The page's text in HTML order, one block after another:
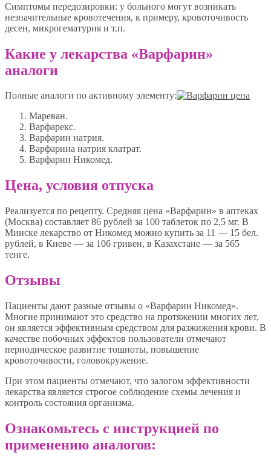
Симптомы передозировки: у больного могут возникать
незначительные кровотечения, к примеру, кровоточивость
десен, микрогематурия и т.п.
Какие у лекарства «Варфарин»
аналоги
Полные аналоги по активному элементу:
Мареван.
Варфарекс.
Варфарин натрия.
Варфарина натрия клатрат.
Варфарин Никомед.
Цена, условия отпуска
Реализуется по рецепту. Средняя цена «Варфарин» в аптеках
(Москва) составляет 86 рублей за 100 таблеток по 2,5 мг. В
Минске лекарство от Никомед можно купить за 11 — 15 бел.
рублей, в Киеве — за 106 гривен, в Казахстане — за 565
тенге.
Отзывы
Пациенты дают разные отзывы о «Варфарин Никомед».
Многие принимают это средство на протяжении многих лет,
он является эффективным средством для разжижения крови. В
качестве побочных эффектов пользователи отмечают
периодическое развитие тошноты, повышение
кровоточивости, головокружение.
При этом пациенты отмечают, что залогом эффективности
лекарства является строгое соблюдение схемы лечения и
контроль состояния организма.
Ознакомьтесь с инструкцией по
применению аналогов: